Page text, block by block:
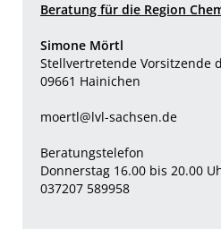
Beratung für die Region
Simone Mörtl
Stellvertretende Vorsitzende
09661 Hainichen
moertl@lvl-sachsen.de
Beratungstelefon
Donnerstag 16.00 bis 20.00
037207 589958